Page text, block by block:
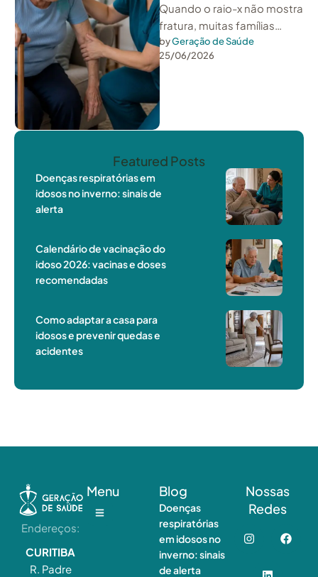
Quando o raio-x não mostra
fratura, muitas famílias
respiram aliviadas e
encerram o assunto. Mas
by Geração de Saúde
25/06/2026
Featured Posts
Doenças respiratórias em
idosos no inverno: sinais de
alerta
Calendário de vacinação do
idoso 2026: vacinas e doses
recomendadas
Como adaptar a casa para
idosos e prevenir quedas e
acidentes
Endereços:
CURITIBA
R. Padre
Menu Blog
Doenças
respiratórias
em idosos no
inverno: sinais
de alerta
Nossas
Redes